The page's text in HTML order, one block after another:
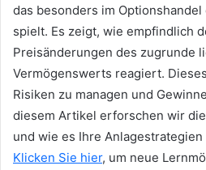
das besonders im
spielt. Es zeigt, wie empfindlich
Preisänderungen des zugrunde
Vermögenswerts reagiert.
Risiken zu managen und
diesem Artikel erforschen wir
und wie es Ihre
Klicken Sie hier, um neue